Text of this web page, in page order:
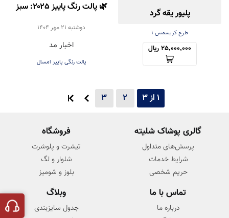
پلیور یقه گرد
طرح کریسمس ۱
25,000,000 ریال
🌿 پالت رنگ پاییز ۲۰۲۵: سبز
روشن، انتخاب خاص برای
استایل شما
دوشنبه 21 مهر 1404
اخبار مد
پالت رنگی پاییز امسال
1 از 3 2
3
گالری پوشاک شلیته
پرسش‌های متداول
شرایط خدمات
حریم شخصی
فروشگاه
تیشرت و پلوشرت
شلوار و لگ
بلوز و شومیز
تماس با ما
درباره ما
وبلاگ
جدول سایزبندی